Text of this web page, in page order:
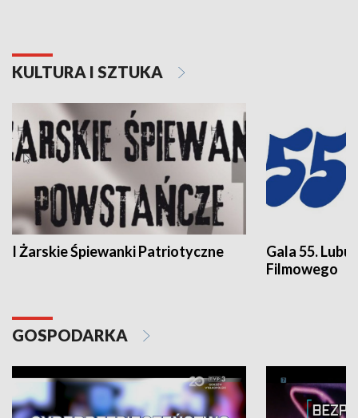
KULTURA I SZTUKA
I Żarskie Śpiewanki Patriotyczne
Gala 55.
Filmowego
GOSPODARKA